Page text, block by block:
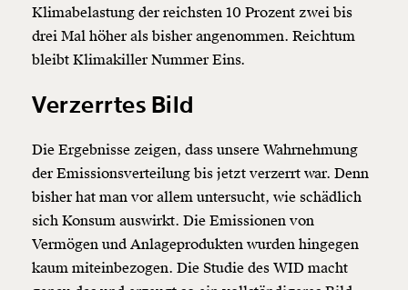
Klimabelastung der reichsten 10 Prozent zwei bis
drei Mal höher als bisher angenommen. Reichtum
bleibt Klimakiller Nummer Eins.
Verzerrtes Bild
Die Ergebnisse zeigen, dass unsere Wahrnehmung
der Emissionsverteilung bis jetzt verzerrt war. Denn
bisher hat man vor allem untersucht, wie schädlich
sich Konsum auswirkt. Die Emissionen von
Vermögen und Anlageprodukten wurden hingegen
kaum miteinbezogen. Die Studie des WID macht